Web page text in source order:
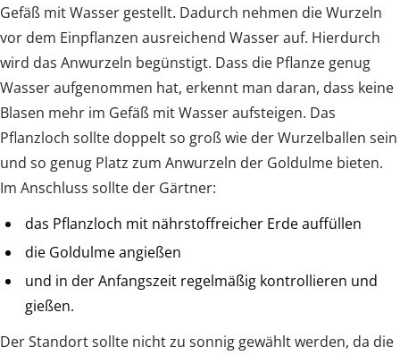
Gefäß mit Wasser gestellt. Dadurch nehmen die Wurzeln
vor dem Einpflanzen ausreichend Wasser auf. Hierdurch
wird das Anwurzeln begünstigt. Dass die Pflanze genug
Wasser aufgenommen hat, erkennt man daran, dass keine
Blasen mehr im Gefäß mit Wasser aufsteigen. Das
Pflanzloch sollte doppelt so groß wie der Wurzelballen sein
und so genug Platz zum Anwurzeln der Goldulme bieten.
Im Anschluss sollte der Gärtner:
das Pflanzloch mit nährstoffreicher Erde auffüllen
die Goldulme angießen
und in der Anfangszeit regelmäßig kontrollieren und
gießen.
Der Standort sollte nicht zu sonnig gewählt werden, da die